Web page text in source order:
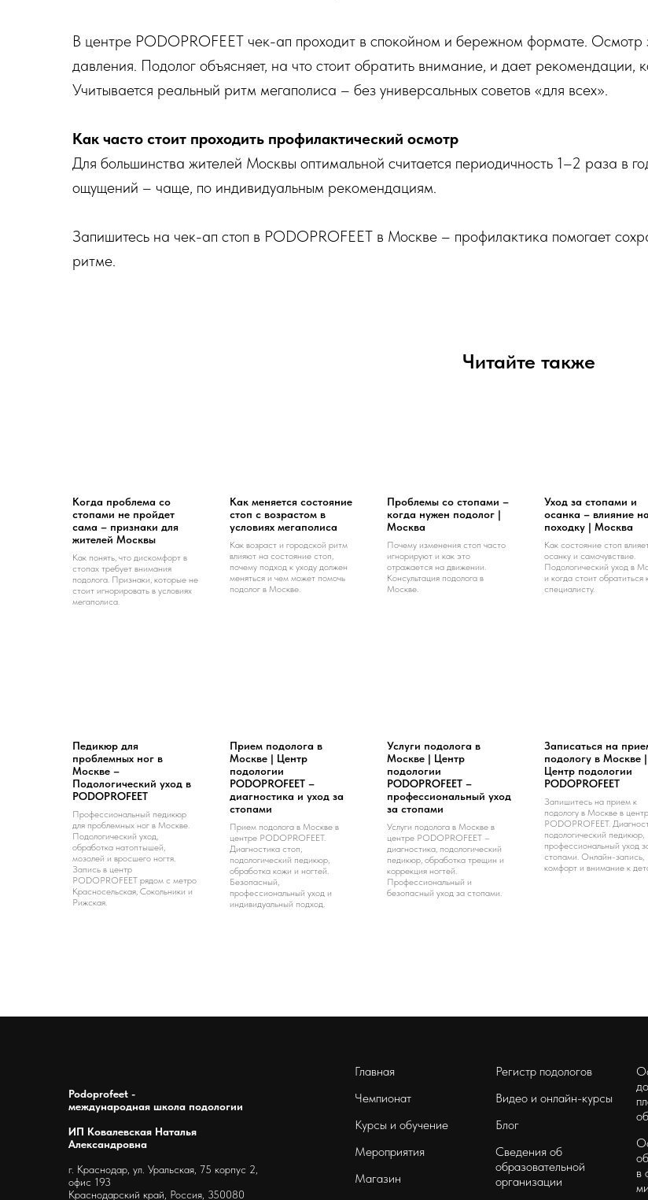
В центре PODOPROFEET чек-ап проходит в спокойном и бережном формате.
давления. Подолог объясняет, на что стоит обратить внимание, и дает рекомендации,
Учитывается реальный ритм мегаполиса – без универсальных советов «для всех».
Как часто стоит проходить профилактический осмотр
Для большинства жителей Москвы оптимальной считается периодичность 1–2 раза в
ощущений – чаще, по индивидуальным рекомендациям.
Запишитесь на чек-ап стоп в PODOPROFEET в Москве – профилактика помогает
ритме.
Читайте также
Когда проблема со
стопами не пройдет
сама – признаки для
жителей Москвы
Как понять, что дискомфорт в
стопах требует внимания
подолога. Признаки, которые не
стоит игнорировать в условиях
мегаполиса.
Как меняется состояние
стоп с возрастом в
условиях мегаполиса
Как возраст и городской ритм
влияют на состояние стоп,
почему подход к уходу должен
меняться и чем может помочь
подолог в Москве.
Проблемы со стопами –
когда нужен подолог |
Москва
Почему изменения стоп часто
игнорируют и как это
отражается на движении.
Консультация подолога в
Москве.
Уход за стопами и
осанка – влияние на
походку | Москва
Как состояние стоп
осанку и самочувствие.
Подологический уход в
и когда стоит обратиться
специалисту.
Педикюр для
проблемных ног в
Москве –
Подологический уход в
PODOPROFEET
Профессиональный педикюр
для проблемных ног в Москве.
Подологический уход,
обработка натоптышей,
мозолей и вросшего ногтя.
Запись в центр
PODOPROFEET рядом с метро
Красносельская, Сокольники и
Рижская.
Прием подолога в
Москве | Центр
подологии
PODOPROFEET –
диагностика и уход за
стопами
Прием подолога в Москве в
центре PODOPROFEET.
Диагностика стоп,
подологический педикюр,
обработка кожи и ногтей.
Безопасный,
профессиональный уход и
индивидуальный подход.
Услуги подолога в
Москве | Центр
подологии
PODOPROFEET –
профессиональный уход
за стопами
Услуги подолога в Москве в
центре PODOPROFEET –
диагностика, подологический
педикюр, обработка трещин и
коррекция ногтей.
Профессиональный и
безопасный уход за стопами.
Записаться на
подологу в Москве |
Центр подологии
PODOPROFEET
Запишитесь на прием к
подологу в Москве в
PODOPROFEET.
подологический педикюр,
профессиональный уход
стопами. Онлайн-запись,
комфорт и внимание к
Podoprofeet -
международная школа подологии
ИП Ковалевская Наталья
Александровна
г. Краснодар, ул. Уральская, 75 корпус 2,
офис 193
Краснодарский край, Россия, 350080
Главная
Чемпионат
Курсы и обучение
Мероприятия
Магазин
Регистр подологов
Видео и онлайн-курсы
Блог
Сведения об
образовательной
организации
в